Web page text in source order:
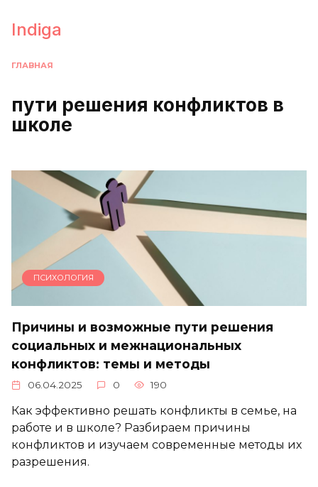
содержанию
Indiga
ГЛАВНАЯ
пути решения конфликтов в
школе
ПСИХОЛОГИЯ
Причины и возможные пути решения
социальных и межнациональных
конфликтов: темы и методы
06.04.2025 0 190
Как эффективно решать конфликты в семье, на
работе и в школе? Разбираем причины
конфликтов и изучаем современные методы их
разрешения.